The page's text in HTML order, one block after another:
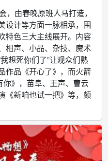
，由春晚原班人马打造，
设计等方面一脉相承，围
特色三大主线展开。内容
相声、小品、杂技、魔术
想死你们了”让观众们熟
作品《开心了》，而火箭
》，苗阜、王声、曹云
《新咱也试一把》等，颇